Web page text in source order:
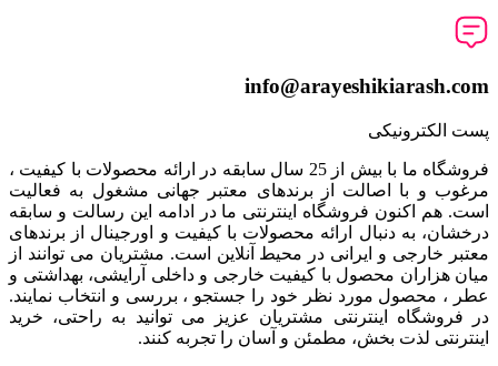
info@arayeshikiarash.com
پست الکترونیکی
فروشگاه ما با بیش از 25 سال سابقه در ارائه محصولات با کيفيت ،
مرغوب و با اصالت از برندهای معتبر جهانی مشغول به فعاليت
است. هم اکنون فروشگاه اینترنتی ما در ادامه اين رسالت و سابقه
درخشان، به دنبال ارائه محصولات با کيفيت و اورجينال از برندهای
معتبر خارجی و ايرانی در محيط آنلاين است. مشتريان می توانند از
ميان هزاران محصول با کيفيت خارجی و داخلی آرایشی، بهداشتی و
عطر ، محصول مورد نظر خود را جستجو ، بررسی و انتخاب نمايند.
در فروشگاه اینترنتی مشتريان عزیز می توانيد به راحتی، خرید
اینترنتی لذت بخش، مطمئن و آسان را تجربه کنند.